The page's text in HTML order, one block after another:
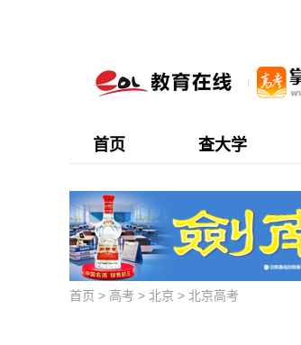
首页 查大学
首页 > 高考 > 北京 > 北京高考